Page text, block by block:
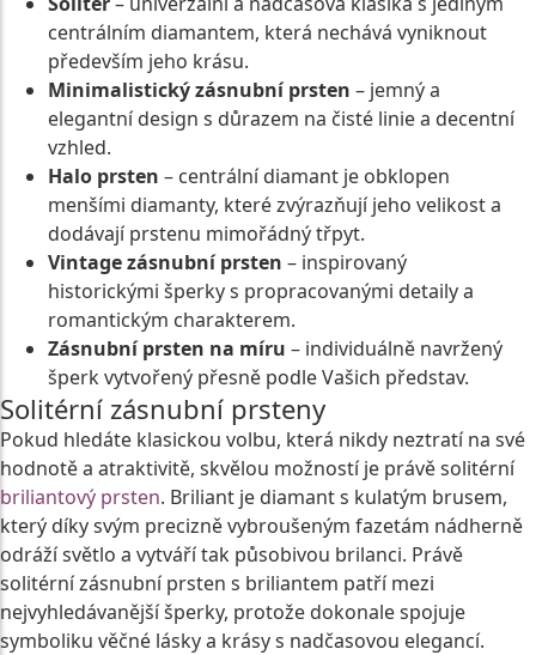
centrálním diamantem, která nechává vyniknout
především jeho krásu.
Minimalistický zásnubní prsten – jemný a
elegantní design s důrazem na čisté linie a decentní
vzhled.
Halo prsten – centrální diamant je obklopen
menšími diamanty, které zvýrazňují jeho velikost a
dodávají prstenu mimořádný třpyt.
Vintage zásnubní prsten – inspirovaný
historickými šperky s propracovanými detaily a
romantickým charakterem.
Zásnubní prsten na míru – individuálně navržený
šperk vytvořený přesně podle Vašich představ.
Solitérní zásnubní prsteny
Pokud hledáte klasickou volbu, která nikdy neztratí na své
hodnotě a atraktivitě, skvělou možností je právě solitérní
briliantový prsten. Briliant je diamant s kulatým brusem,
který díky svým precizně vybroušeným fazetám nádherně
odráží světlo a vytváří tak působivou brilanci. Právě
solitérní zásnubní prsten s briliantem patří mezi
nejvyhledávanější šperky, protože dokonale spojuje
symboliku věčné lásky a krásy s nadčasovou elegancí.